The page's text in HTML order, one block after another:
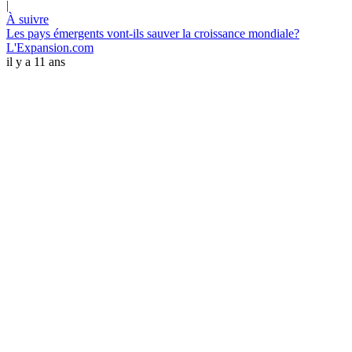
|
À suivre
Les pays émergents vont-ils sauver la croissance mondiale?
L'Expansion.com
il y a 11 ans